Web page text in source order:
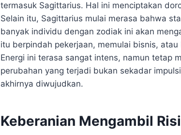
termasuk Sagittarius. Hal ini menciptakan
Selain itu, Sagittarius mulai merasa bahwa
banyak individu dengan zodiak ini akan
itu berpindah pekerjaan, memulai bisnis,
Energi ini terasa sangat intens, namun tetap
perubahan yang terjadi bukan sekadar
akhirnya diwujudkan.
Keberanian Mengambil